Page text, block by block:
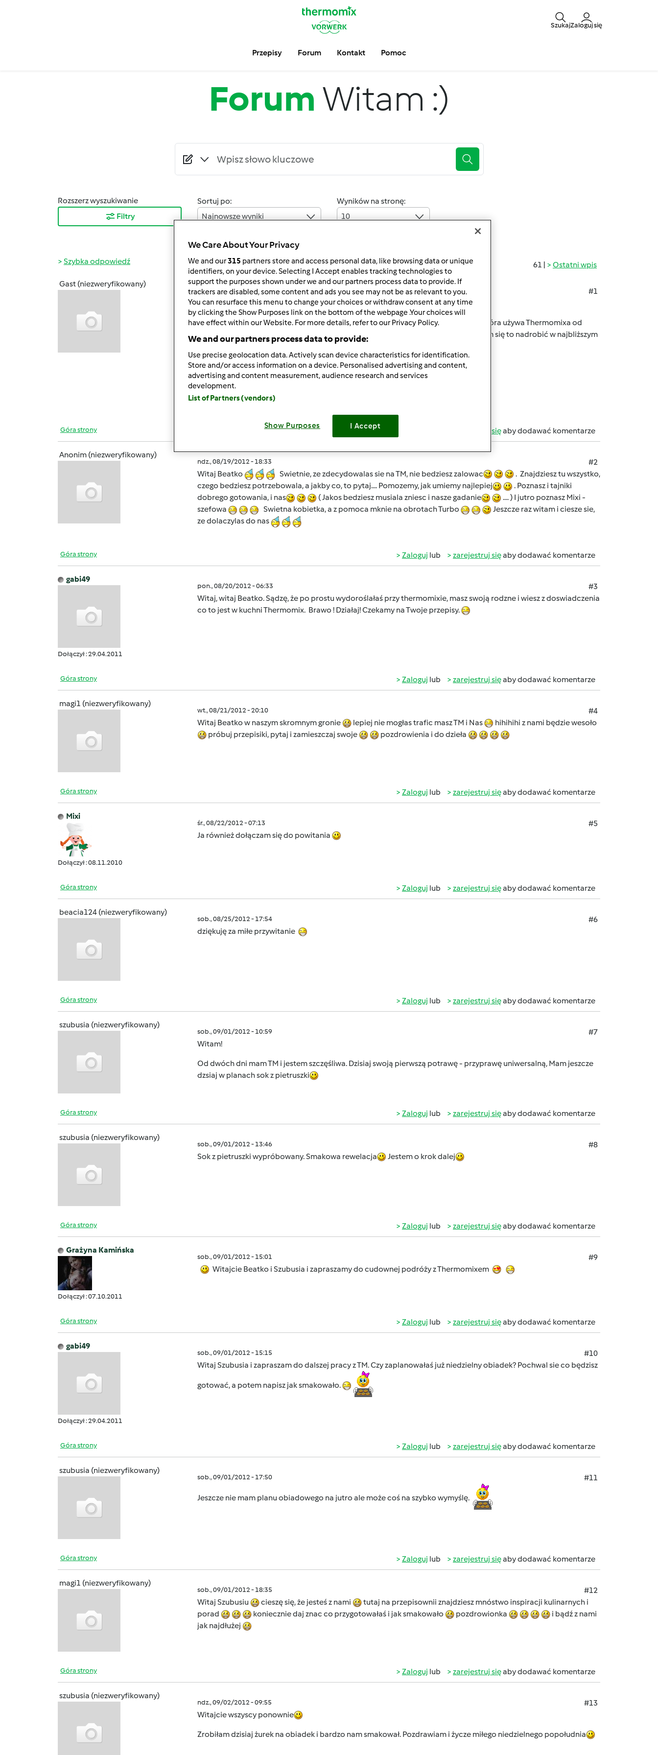
SzukajZaloguj się
Przepisy Forum Kontakt Pomoc
Forum Witam :)
Rozszerz wyszukiwanie
Filtry
Sortuj po:
Najnowsze wyniki
Wyników na stronę:
10
61 | Ostatni wpis
Szybka odpowiedź
Gast (niezweryfikowany)
ndz., 08/19/2012 - 17:59
#1
Witam wszystkich użytkowników Thermomixa
Od dwóch tygodni jestem posiadaczką tego urządzenia, zaraziła mnie tym mama która używa Thermomixa od
prawie 15 lat
póki co nie zdążyłam za dużo przepisów wypróbować ale postaram się to nadrobić w najbliższym
Mam nadzieję że dzięki Wam poznam tajniki dobrego gotowania
Góra strony zarejestruj sięaby dodawać komentarze
Anonim (niezweryfikowany)
ndz., 08/19/2012 - 18:33
#2
Witaj Beatko
Swietnie, ze zdecydowalas sie na TM, nie bedziesz zalowac
. Znajdziesz tu wszystko,
czego bedziesz potrzebowala, a jakby co, to pytaj.... Pomozemy, jak umiemy najlepiej
. Poznasz i tajniki
dobrego gotowania, i nas
( Jakos bedziesz musiala zniesc i nasze gadanie
.... ) I jutro poznasz Mixi -
szefowa
Swietna kobietka, a z pomoca mknie na obrotach Turbo
Jeszcze raz witam i ciesze sie,
ze dolaczylas do nas
Góra strony Zaloguj lub zarejestruj sięaby dodawać komentarze
gabi49
Dołączył : 29.04.2011
pon., 08/20/2012 - 06:33
#3
Witaj, witaj Beatko. Sądzę, że po prostu wydoroślałaś przy thermomixie, masz swoją rodzne i wiesz z doswiadczenia
co to jest w kuchni Thermomix. Brawo ! Działaj! Czekamy na Twoje przepisy.
Góra strony Zaloguj lub zarejestruj sięaby dodawać komentarze
magi1 (niezweryfikowany)
wt., 08/21/2012 - 20:10
#4
Witaj Beatko w naszym skromnym gronie
lepiej nie mogłas trafic masz TM i Nas
hihihihi z nami będzie wesoło
próbuj przepisiki, pytaj i zamieszczaj swoje
pozdrowienia i do dzieła
Góra strony Zaloguj lub zarejestruj sięaby dodawać komentarze
Mixi
Dołączył : 08.11.2010
śr., 08/22/2012 - 07:13
#5
Ja również dołączam się do powitania
Góra strony Zaloguj lub zarejestruj sięaby dodawać komentarze
beacia124 (niezweryfikowany)
sob., 08/25/2012 - 17:54
#6
dziękuję za miłe przywitanie
Góra strony Zaloguj lub zarejestruj sięaby dodawać komentarze
szubusia (niezweryfikowany)
sob., 09/01/2012 - 10:59
#7
Witam!
Od dwóch dni mam TM i jestem szczęśliwa. Dzisiaj swoją pierwszą potrawę - przyprawę uniwersalną, Mam jeszcze
dzsiaj w planach sok z pietruszki
Góra strony Zaloguj lub zarejestruj sięaby dodawać komentarze
szubusia (niezweryfikowany)
sob., 09/01/2012 - 13:46
#8
Sok z pietruszki wypróbowany. Smakowa rewelacja
Jestem o krok dalej
Góra strony Zaloguj lub zarejestruj sięaby dodawać komentarze
Grażyna Kamińska
Dołączył : 07.10.2011
sob., 09/01/2012 - 15:01
#9
Witajcie Beatko i Szubusia i zapraszamy do cudownej podróży z Thermomixem
Góra strony Zaloguj lub zarejestruj sięaby dodawać komentarze
gabi49
Dołączył : 29.04.2011
sob., 09/01/2012 - 15:15
#10
Witaj Szubusia i zapraszam do dalszej pracy z TM. Czy zaplanowałaś już niedzielny obiadek? Pochwal sie co będzisz
gotować, a potem napisz jak smakowało.
Góra strony Zaloguj lub zarejestruj sięaby dodawać komentarze
szubusia (niezweryfikowany)
sob., 09/01/2012 - 17:50 #11
Jeszcze nie mam planu obiadowego na jutro ale może coś na szybko wymyślę.
Góra strony Zaloguj lub zarejestruj sięaby dodawać komentarze
magi1 (niezweryfikowany)
sob., 09/01/2012 - 18:35
#12
Witaj Szubusiu
cieszę się, że jesteś z nami
tutaj na przepisownii znajdziesz mnóstwo inspiracji kulinarnych i
porad
koniecznie daj znac co przygotowałaś i jak smakowało pozdrowionka
i bądź z nami
jak najdłużej
Góra strony Zaloguj lub zarejestruj sięaby dodawać komentarze
szubusia (niezweryfikowany)
ndz., 09/02/2012 - 09:55
#13
Witajcie wszyscy ponownie
Zrobiłam dzisiaj żurek na obiadek i bardzo nam smakował. Pozdrawiam i życze miłego niedzielnego popołudnia
We Care About Your Privacy
We and our315 partners store and access personal data, like browsing data or unique
identifiers, on your device. Selecting I Accept enables tracking technologies to
support the purposes shown under we and our partners process data to provide. If
trackers are disabled, some content and ads you see may not be as relevant to you.
You can resurface this menu to change your choices or withdraw consent at any time
by clicking the Show Purposes link on the bottom of the webpage .Your choices will
have effect within our Website. For more details, refer to our Privacy Policy.
We and our partners process data to provide:
Use precise geolocation data. Actively scan device characteristics for identification.
Store and/or access information on a device. Personalised advertising and content,
advertising and content measurement, audience research and services
development.
List of Partners (vendors)
Show Purposes I Accept